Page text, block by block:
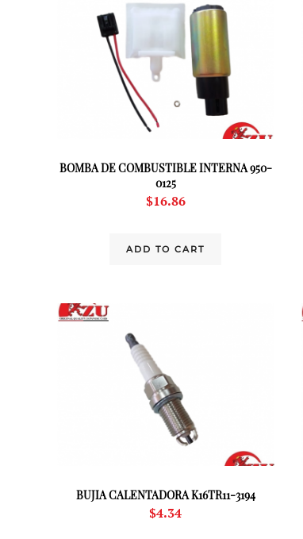
BOMBA DE COMBUSTIBLE INTERNA 950-
0125
$16.86
ADD TO CART
BUJIA CALENTADORA K16TR11-3194
$4.34